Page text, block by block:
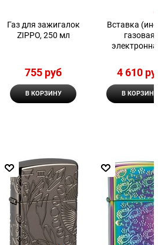
Газ для зажигалок
ZIPPO, 250 мл
755 руб
В КОРЗИНУ
Вставка
газовая
Zippo
4 610
В КОРЗИНУ